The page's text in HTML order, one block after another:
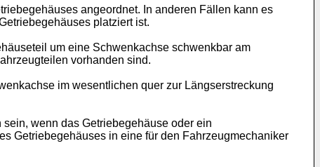
angeordnet. In anderen Fällen kann es
platziert ist.
um eine Schwenkachse schwenkbar am
vorhanden sind.
im wesentlichen quer zur Längserstreckung
wenn das Getriebegehäuse oder ein
Getriebegehäuses in eine für den Fahrzeugmechaniker